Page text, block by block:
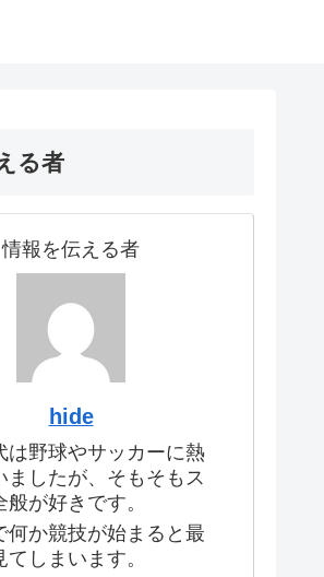
る者
情報を伝える者
hide
は野球やサッカーに熱
ましたが、そもそもス
般が好きです。
何か競技が始まると最
しまいます。